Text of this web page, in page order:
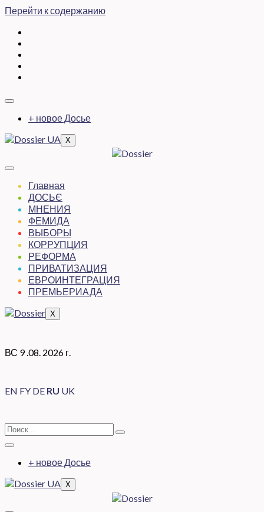
Перейти к содержанию
+ новое Досье
X
Главная
ДОСЬЄ
МНЕНИЯ
ФЕМИДА
ВЫБОРЫ
КОРРУПЦИЯ
РЕФОРМА
ПРИВАТИЗАЦИЯ
ЕВРОИНТЕГРАЦИЯ
ПРЕМЬЕРИАДА
X
ВС 9 .08. 2026 г.
EN FY DE RU UK
+ новое Досье
X